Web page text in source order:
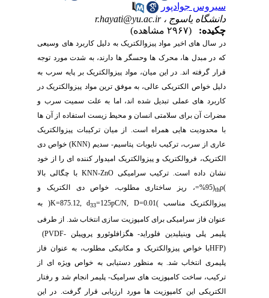
سیروس جوادپور
دانشگاه یاسوج ، r.hayati@yu.ac.ir
چکیده:
در سال های اخیر مواد پیزوالکتریک به دلیل کاربرد های وسیعی
که در مبدل ها، محرک ها وحسگر ها دارند، به شدت مورد توجه
قرار گرفته اند. در این میان، مواد پیزوالکتریک بر پایه سرب به
دلیل خواص الکتریکی عالی، به موفق ترین مواد پیزوالکتریک در
کاربرد های عملی تبدیل شده اند، اما به علت سمیت سرب و
مضرات آن برای سلامتی انسان و محیط زیست استفاده از آن ها
با محدودیت هایی همراه است. از میان ترکیبات پیزوالکتریک
عاری از سرب، ترکیب نایوبات پتاسیم- سدیم(KNN)خواص دی
الکتریک، فروالکتریک و پیزوالکتریک امیدوار کننده ای را از خود
نشان داده است. ترکیب سرامیکی KNN-ZnOبا چگالی بالا
ρ
th
=%95)، ریز ساختاری مطلوب، خواصدی الکتریک و
پیزوالکتریکمناسب(
K=875.12, d33=125pC/N, D=0.01
)به
عنوان فاز سرامیکی برای کامپوزیت سازی انتخاب شد.از طرفی
پلیمر پلی وینیلیدین فلوراید- هگزافلوئورو پروپیلن(PVDF-
HFP)با خواص پیزوالکتریک و مکانیکی مطلوب، به عنوان فاز
پلیمری انتخاب شد. به منظور دستیابی به خواص ویژه ای از
ترکیب، ساخت کامپوزیت های سرامیک- پلیمر انجام شد و رفتار
الکتریکی این کامپوزیت ها مورد ارزیابی قرار گرفت. در این